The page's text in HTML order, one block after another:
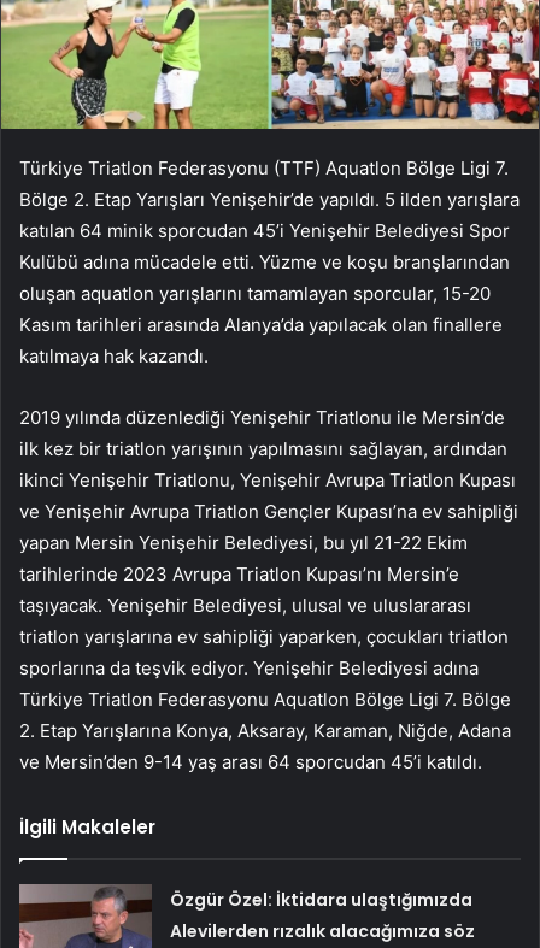
Türkiye Triatlon Federasyonu (TTF) Aquatlon Bölge Ligi 7.
Bölge 2. Etap Yarışları Yenişehir’de yapıldı. 5 ilden yarışlara
katılan 64 minik sporcudan 45’i Yenişehir Belediyesi Spor
Kulübü adına mücadele etti. Yüzme ve koşu branşlarından
oluşan aquatlon yarışlarını tamamlayan sporcular, 15-20
Kasım tarihleri ​​arasında Alanya’da yapılacak olan finallere
katılmaya hak kazandı.
2019 yılında düzenlediği Yenişehir Triatlonu ile Mersin’de
ilk kez bir triatlon yarışının yapılmasını sağlayan, ardından
ikinci Yenişehir Triatlonu, Yenişehir Avrupa Triatlon Kupası
ve Yenişehir Avrupa Triatlon Gençler Kupası’na ev sahipliği
yapan Mersin Yenişehir Belediyesi, bu yıl 21-22 Ekim
tarihlerinde 2023 Avrupa Triatlon Kupası’nı Mersin’e
taşıyacak. Yenişehir Belediyesi, ulusal ve uluslararası
triatlon yarışlarına ev sahipliği yaparken, çocukları triatlon
sporlarına da teşvik ediyor. Yenişehir Belediyesi adına
Türkiye Triatlon Federasyonu Aquatlon Bölge Ligi 7. Bölge
2. Etap Yarışlarına Konya, Aksaray, Karaman, Niğde, Adana
ve Mersin’den 9-14 yaş arası 64 sporcudan 45’i katıldı.
İlgili Makaleler
Özgür Özel: İktidara ulaştığımızda
Alevilerden rızalık alacağımıza söz